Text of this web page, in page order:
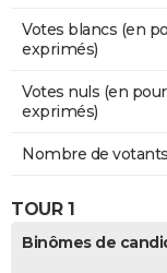
Votes blancs (en
exprimés)
Votes nuls (en
exprimés)
Nombre de votants
TOUR 1
Binômes de